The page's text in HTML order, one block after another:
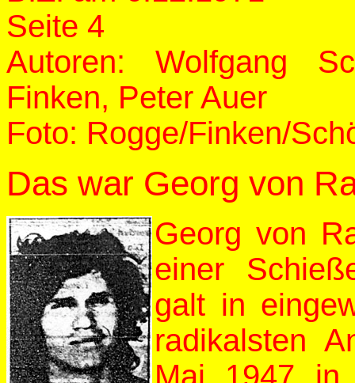
Seite 4
Autoren: Wolfgang
Finken, Peter Auer
Foto: Rogge/Finken/
Das war Georg von
Georg von
einer
galt in
radikalsten
Mai 1947 in